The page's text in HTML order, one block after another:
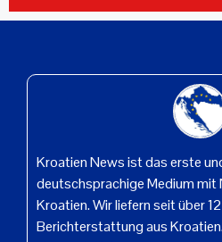
Kroatien News ist das erste
deutschsprachige Medium mit
Kroatien. Wir liefern seit über
Berichterstattung aus